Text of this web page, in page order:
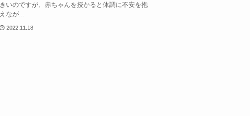
きいのですが、赤ちゃんを授かると体調に不安を抱
えなが...
2022.11.18